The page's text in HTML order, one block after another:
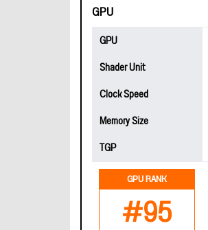
GPU
GPU
Shader Unit
Clock Speed
Memory Size
TGP
GPU RANK
#95